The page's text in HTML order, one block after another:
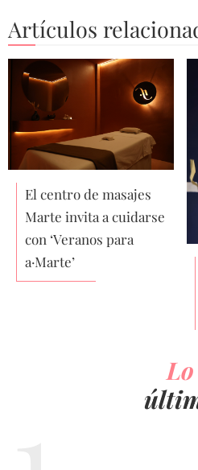
Artículos
El centro de masajes
Marte invita a cuidarse
con ‘Veranos para
a·Marte’
Lo